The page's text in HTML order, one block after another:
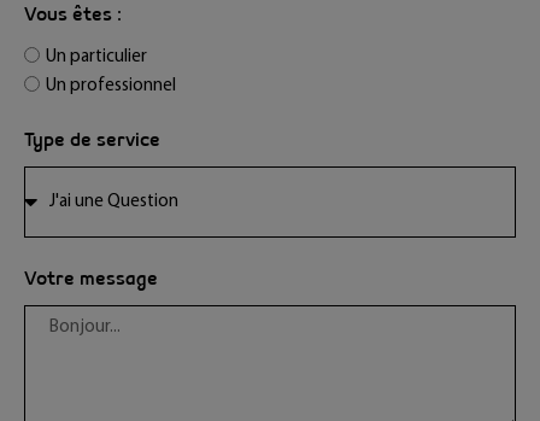
Vous êtes :
Un particulier
Un professionnel
Type de service
Votre message